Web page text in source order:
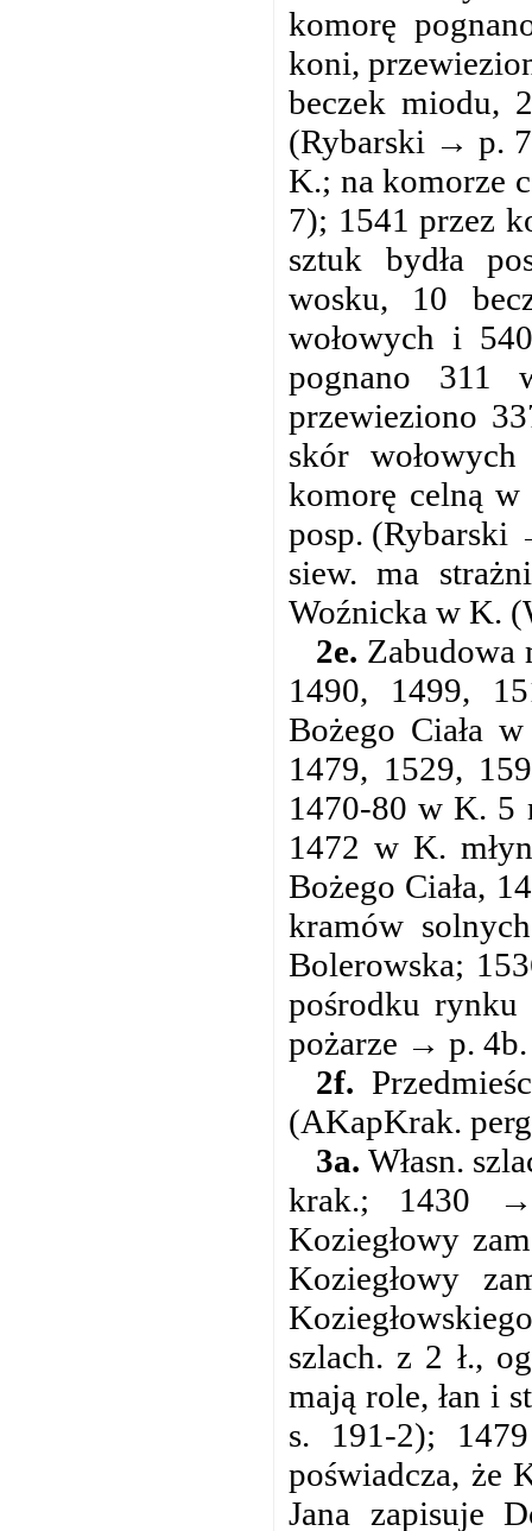
komorę
koni,
beczek miodu,
(Rybarski → p. 7
K.; na komorze
7); 1541 przez
sztuk bydła
wosku, 10
wołowych i
pognano 311
przewieziono
skór
komorę celną
posp. (Rybarski
siew. ma
Woźnicka w K.
2e. Zabudowa
1490, 1499,
Bożego Ciała
1479, 1529,
1470-80 w K. 5
1472 w K.
Bożego Ciała,
kramów
Bolerowska;
pośrodku
pożarze → p. 4b.
2f.
(AKapKrak.
3a. Własn.
krak.; 1430
Koziegłowy
Koziegłowy
szlach. z 2 ł.,
mają role, łan i
s. 191-2);
poświadcza, że
Jana zapisuje